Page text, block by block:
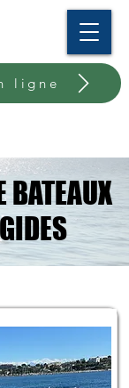
ligne
BATEAUX
BATEAUX